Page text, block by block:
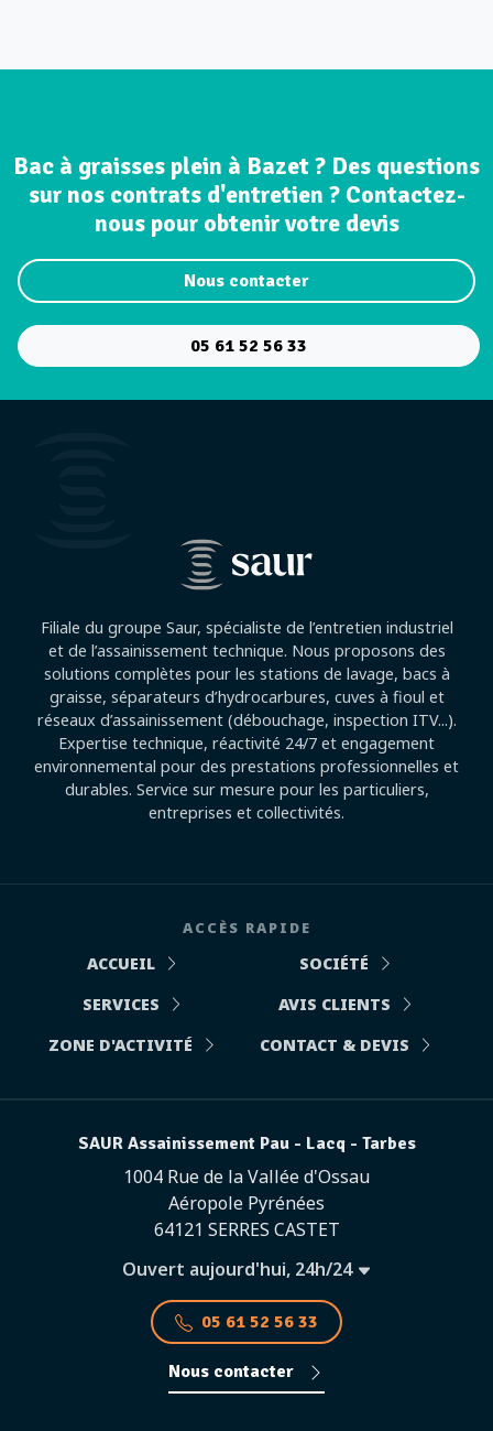
Bac à graisses plein à Bazet ? Des questions
sur nos contrats d'entretien ? Contactez-
nous pour obtenir votre devis
Nous contacter
05 61 52 56 33
Filiale du groupe Saur, spécialiste de l’entretien industriel
et de l’assainissement technique. Nous proposons des
solutions complètes pour les stations de lavage, bacs à
graisse, séparateurs d’hydrocarbures, cuves à fioul et
réseaux d’assainissement (débouchage, inspection ITV...).
Expertise technique, réactivité 24/7 et engagement
environnemental pour des prestations professionnelles et
durables. Service sur mesure pour les particuliers,
entreprises et collectivités.
ACCÈS RAPIDE
ACCUEIL
SOCIÉTÉ
SERVICES
AVIS CLIENTS
ZONE D'ACTIVITÉ
CONTACT & DEVIS
SAUR Assainissement Pau - Lacq - Tarbes
1004 Rue de la Vallée d'Ossau
Aéropole Pyrénées
64121 SERRES CASTET
Ouvert aujourd'hui, 24h/24
05 61 52 56 33
Nous contacter